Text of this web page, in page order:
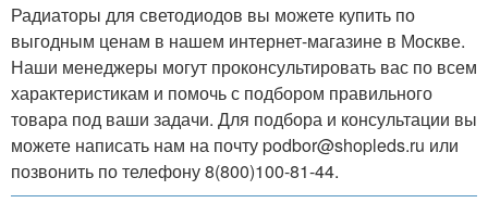
Радиаторы для светодиодов вы можете купить по
выгодным ценам в нашем интернет-магазине в Москве.
Наши менеджеры могут проконсультировать вас по всем
характеристикам и помочь с подбором правильного
товара под ваши задачи. Для подбора и консультации вы
можете написать нам на почту podbor@shopleds.ru или
позвонить по телефону 8(800)100-81-44.